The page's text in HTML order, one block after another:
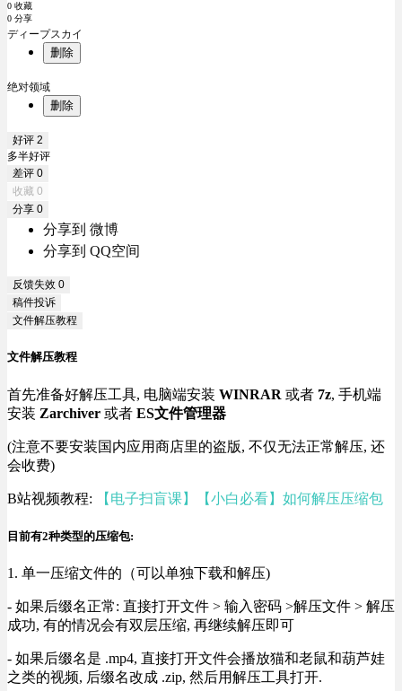
0 收藏
0 分享
ディープスカイ
删除
绝对领域
删除
好评 2
多半好评
差评 0
收藏 0
分享 0
分享到 微博
分享到 QQ空间
反馈失效 0
稿件投诉
文件解压教程
文件解压教程
首先准备好解压工具, 电脑端安装 WINRAR 或者 7z, 手机端
安装 Zarchiver 或者 ES文件管理器
(注意不要安装国内应用商店里的盗版, 不仅无法正常解压, 还
会收费)
B站视频教程: 【电子扫盲课】【小白必看】如何解压压缩包
目前有2种类型的压缩包:
1. 单一压缩文件的（可以单独下载和解压)
- 如果后缀名正常: 直接打开文件 > 输入密码 >解压文件 > 解压
成功, 有的情况会有双层压缩, 再继续解压即可
- 如果后缀名是 .mp4, 直接打开文件会播放猫和老鼠和葫芦娃
之类的视频, 后缀名改成 .zip, 然后用解压工具打开.